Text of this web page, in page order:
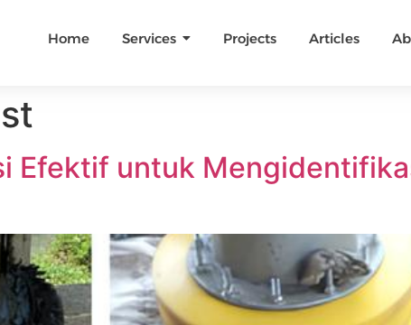
Home Services Projects Articles
Efektif untuk